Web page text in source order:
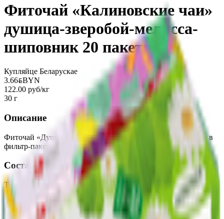
Фиточай «Калиновские чаи»
душица-зверобой-мелисса-
шиповник 20 пакетиков
Купляйце Беларускае
3.66BYNBYN
122.00 руб/кг
30 г
Описание
Фиточай «Душица, зверобой, мелисса, шиповник», по 1,5г в
фильтр-пакете №20 в пачке.
Состав
Трава душицы, трава зверобоя, трава мелиссы лекарственной,
плоды шиповника.
Срок годности